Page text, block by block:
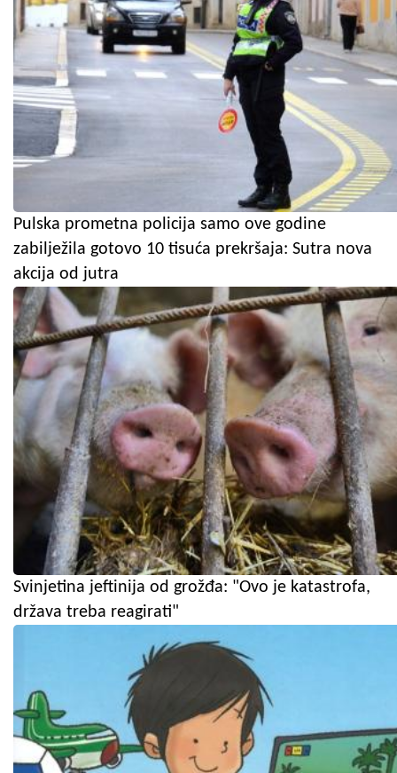
Pulska prometna policija samo ove godine
zabilježila gotovo 10 tisuća prekršaja: Sutra nova
akcija od jutra
Svinjetina jeftinija od grožđa: "Ovo je katastrofa,
država treba reagirati"